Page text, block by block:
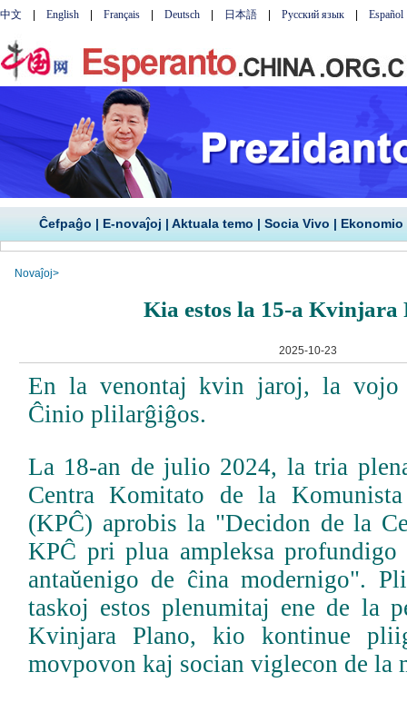
Ĉefpaĝo | E-novaĵoj | Aktuala temo | Socia Vivo | Ekonomio
Novaĵoj>
Kia estos la 15-a Kvinjara
2025-10-23
En la venontaj kvin jaroj, la vojo
Ĉinio plilarĝiĝos.
La 18-an de julio 2024, la tria
Centra Komitato de la
(KPĈ) aprobis la "Decidon de la
KPĈ pri plua ampleksa profundigo
antaŭenigo de ĉina modernigo".
taskoj estos plenumitaj ene de la
Kvinjara Plano, kio kontinue
movpovon kaj socian viglecon de la